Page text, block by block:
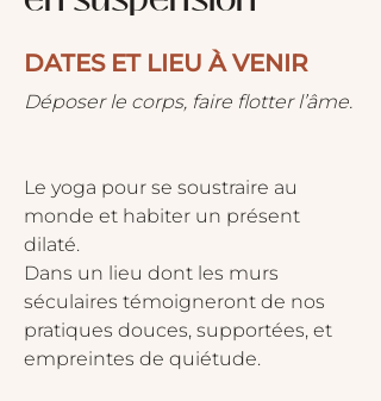
DATES ET LIEU À VENIR
Déposer le corps, faire flotter l’âme.
Le yoga pour se soustraire au
monde et habiter un présent
dilaté.
Dans un lieu dont les murs
séculaires témoigneront de nos
pratiques douces, supportées, et
empreintes de quiétude.